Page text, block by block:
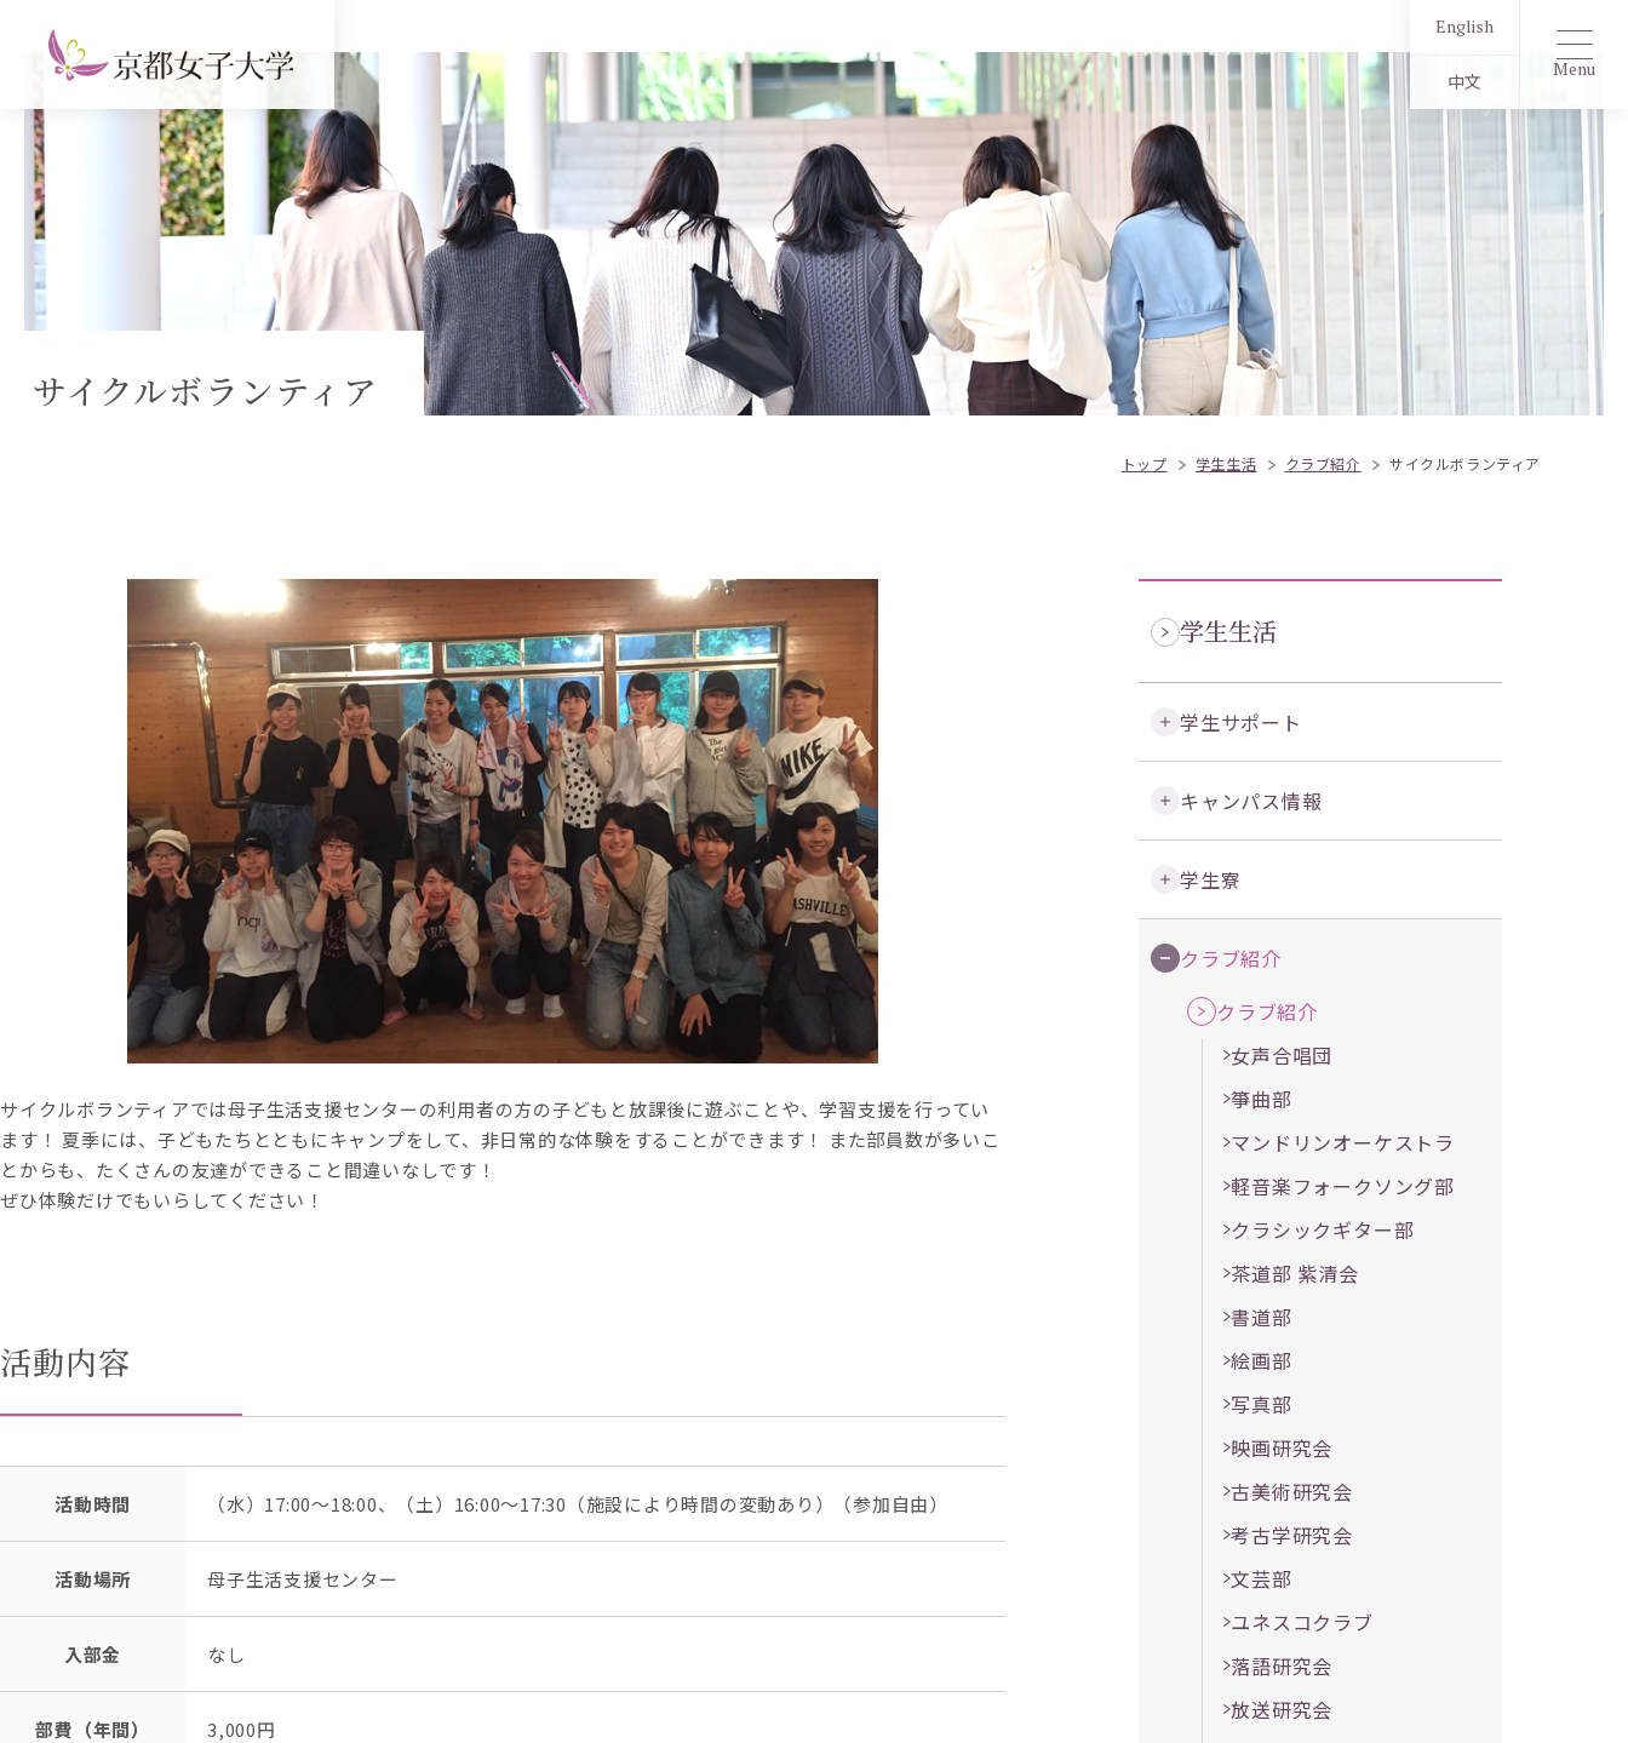
English
中文
Menu
サイクルボランティア
トップ 学生生活 クラブ紹介 サイクルボランティア
学生生活
学生サポート
キャンパス情報
学生寮
クラブ紹介
クラブ紹介
女声合唱団
箏曲部
マンドリンオーケストラ
軽音楽フォークソング部
クラシックギター部
茶道部 紫清会
書道部
絵画部
写真部
映画研究会
古美術研究会
考古学研究会
文芸部
ユネスコクラブ
落語研究会
放送研究会
サイクルボランティアでは母子生活支援センターの利用者の方の子どもと放課後に遊ぶことや、学習支援を行ってい
ます！ 夏季には、子どもたちとともにキャンプをして、非日常的な体験をすることができます！ また部員数が多いこ
とからも、たくさんの友達ができること間違いなしです！
ぜひ体験だけでもいらしてください！
活動内容
活動時間 （水）17:00～18:00、（土）16:00～17:30（施設により時間の変動あり）（参加自由）
活動場所 母子生活支援センター
入部金 なし
部費（年間） 3,000円